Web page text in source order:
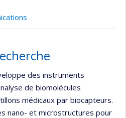
des instruments
de biomolécules
médicaux par biocapteurs.
nano- et microstructures pour